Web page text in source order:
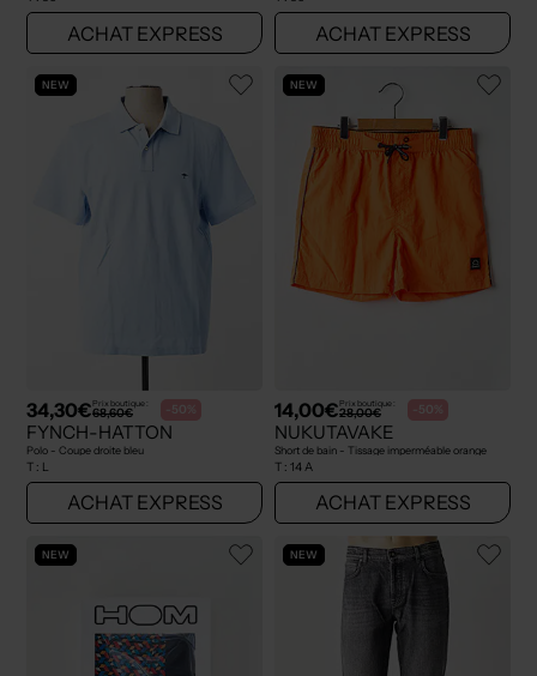
ACHAT EXPRESS ACHAT EXPRESS
NEW
34,30€Prix boutique :
68,60€ -50%
FYNCH-HATTON
Polo - Coupe droite bleu
T : L
ACHAT EXPRESS
NEW
14,00€Prix boutique :
28,00€ -50%
NUKUTAVAKE
Short de bain - Tissage imperméable orange
T : 14 A
ACHAT EXPRESS
NEW NEW